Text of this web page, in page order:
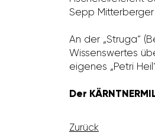
Sepp
An der „Struga“
Wissens­wertes
eigenes „Petri
Der
Zurück